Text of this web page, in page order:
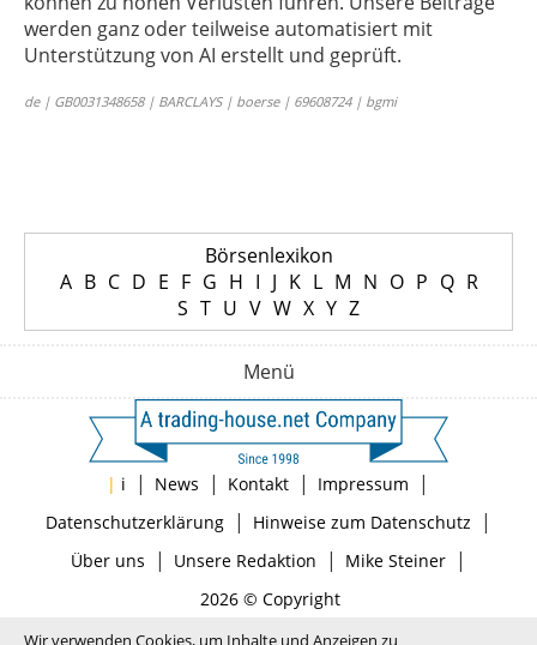
werden ganz oder teilweise automatisiert mit
Unterstützung von AI erstellt und geprüft.
de | GB0031348658 | BARCLAYS | boerse | 69608724 | bgmi
Börsenlexikon
A B C D E F G H I J K L M N O P Q R
S T U V W X Y Z
Menü
| i | News | Kontakt | Impressum |
Datenschutzerklärung| Hinweise zum Datenschutz |
Über uns | Unsere Redaktion | Mike Steiner|
2026 © Copyright
Wir verwenden Cookies, um Inhalte und Anzeigen zu